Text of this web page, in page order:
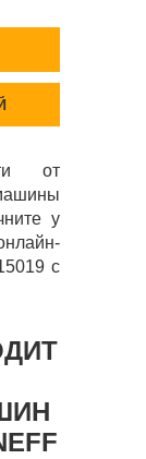
от
у
с